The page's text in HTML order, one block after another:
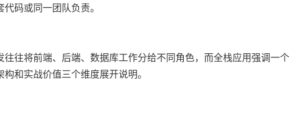
码或同一团队负责。
往将前端、后端、数据库工作分给不同角色，而全栈应用强调一个
和实战价值三个维度展开说明。